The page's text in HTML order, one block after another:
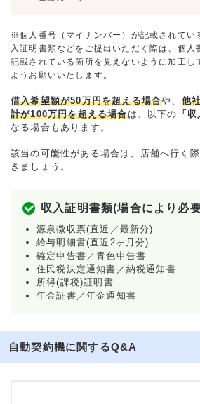
※個人番号（マイナンバー）が記載されてい
入証明書類などをご提出いただく際は、個人
記載されている箇所を見えないように加工し
ようお願いいたします。
借入希望額が50万円を超える場合や、 他
計が100万円を超える場合は、以下の 「
なる場合もあります。
該当の可能性がある場合は、店舗へ行く
きましょう。
収入証明書類(場合により必
源泉徴収票(直近／最新分)
給与明細書(直近2ヶ月分)
確定申告書／青色申告書
住民税決定通知書／納税通知書
所得(課税)証明書
年金証書／年金通知書
自動契約機に関するQ&A